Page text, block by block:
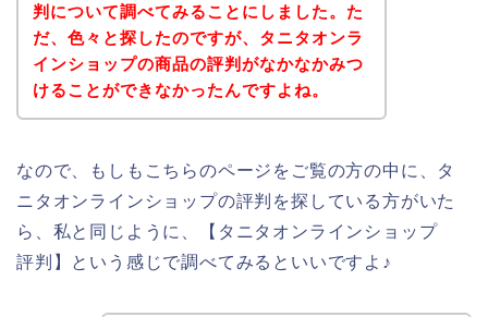
判について調べてみることにしました。た
だ、色々と探したのですが、タニタオンラ
インショップの商品の評判がなかなかみつ
けることができなかったんですよね。
なので、もしもこちらのページをご覧の方の中に、タ
ニタオンラインショップの評判を探している方がいた
ら、私と同じように、【タニタオンラインショップ
評判】という感じで調べてみるといいですよ♪